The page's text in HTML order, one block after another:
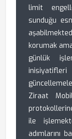
limit
sunduğu
korumak
günlük
Ziraat
ile
adımlarını